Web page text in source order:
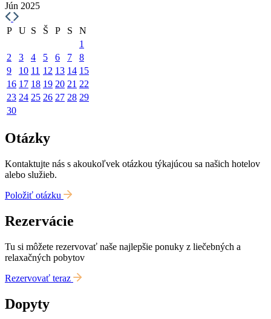
Jún 2025
P U S Š P S
N
1
2
3 4 5 6 7
8
9
10 11 12 13 14 15
16 17 18 19 20 21 22
23 24 25 26 27 28 29
30
Otázky
Kontaktujte nás s akoukoľvek otázkou týkajúcou sa našich hotelov
alebo služieb.
Položiť otázku
Rezervácie
Tu si môžete rezervovať naše najlepšie ponuky z liečebných a
relaxačných pobytov
Rezervovať teraz
Dopyty